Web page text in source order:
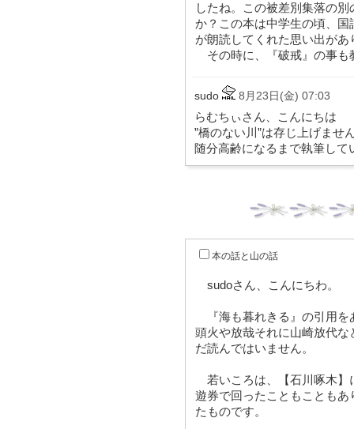
したね。この被差別集落の
か？この本は中学生の頃、
が朗読してくれた思い出があ
その時に、『破戒』の事も
sudo 8月23日(金) 07:03
らむちぃさん、こんにちは
”橋のない川”は存じ上げませ
随分高齢になるまで執筆して
本の話と山の話
sudoさん、こんにちわ。
『海も暮れきる』の引用
頭火や放哉それに山崎放代
だ読んではいません。
若いころは、【石川啄木】
遊券で回ったこともことも
たものです。